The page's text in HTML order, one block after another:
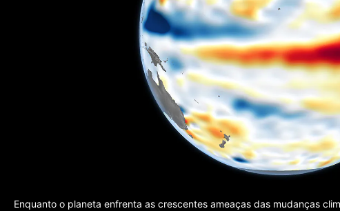
Enquanto o planeta enfrenta as crescentes ameaças das mudanças